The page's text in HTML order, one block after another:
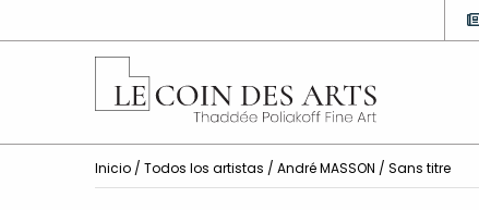
Inicio / Todos los artistas / André MASSON / Sans titre